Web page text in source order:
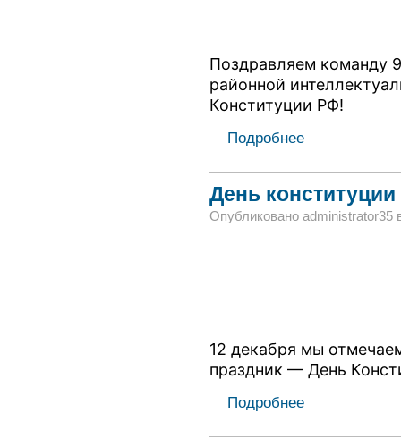
Поздравляем команду
районной
Конституции РФ!
Подробнее
День
Опубликовано administrator35
12 декабря мы
праздник — День
Подробнее